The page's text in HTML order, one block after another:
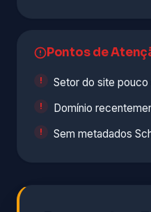
Pontos de
Setor do site pouco
Domínio
Sem metadados